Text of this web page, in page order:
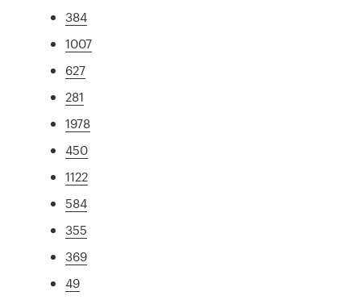
384
1007
627
281
1978
450
1122
584
355
369
49